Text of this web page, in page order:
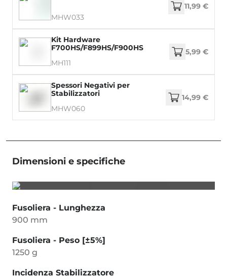
MHW033
11,99 €
Kit Hardware
F700HS/F899HS/F900HS
MH111
5,99 €
Spessori Negativi per
Stabilizzatori
MHW060
14,99 €
Dimensioni e specifiche
Fusoliera - Lunghezza
900 mm
Fusoliera - Peso [±5%]
1250 g
Incidenza Stabilizzatore